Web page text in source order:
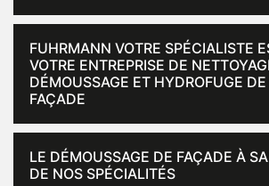
FUHRMANN VOTRE SPÉCIALISTE
VOTRE ENTREPRISE DE
DÉMOUSSAGE ET HYDROFUGE
FAÇADE
LE DÉMOUSSAGE DE FAÇADE À
DE NOS SPÉCIALITÉS